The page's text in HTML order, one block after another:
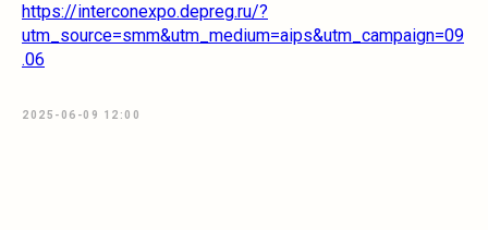
https://interconexpo.depreg.ru/?
utm_source=smm&utm_medium=aips&utm_campaign=09
.06
2025-06-09 12:00